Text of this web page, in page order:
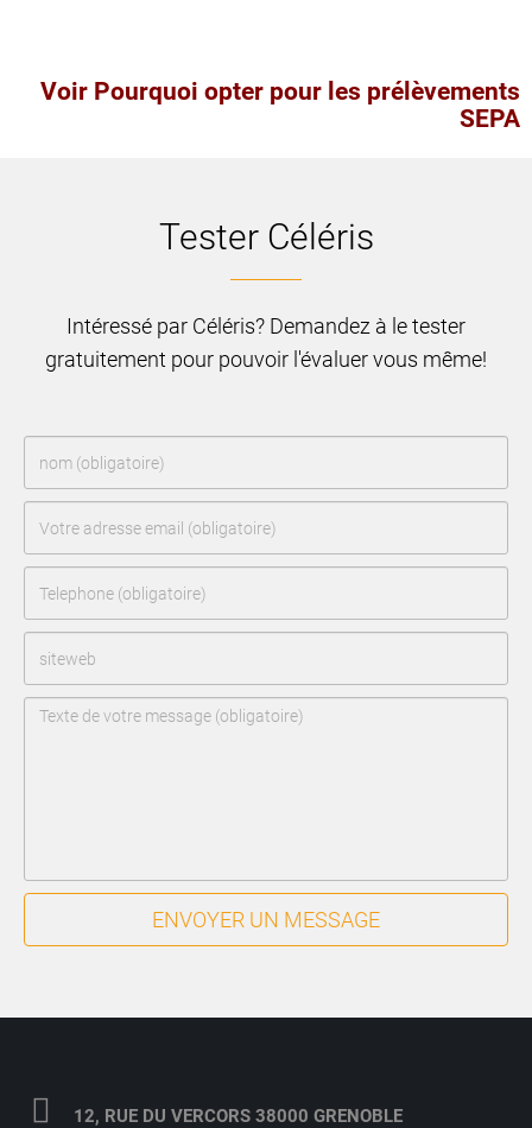
Voir Pourquoi opter pour les prélèvements
SEPA
Tester Céléris
Intéressé par Céléris? Demandez à le tester
gratuitement pour pouvoir l'évaluer vous même!
ENVOYER UN MESSAGE
12, RUE DU VERCORS 38000 GRENOBLE